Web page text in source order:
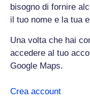
bisogno di fornire
il tuo nome e la tua
Una volta che hai
accedere al tuo
Google Maps.
Crea account